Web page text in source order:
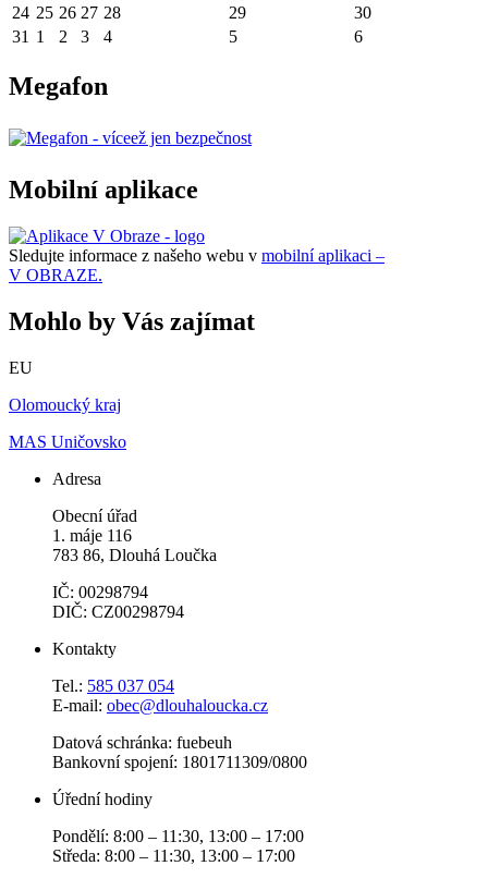
24 25 26 27 28 29
30
31 1 2 3 4 5 6
Megafon
Mobilní aplikace
Sledujte informace z našeho webu v mobilní aplikaci –
V OBRAZE.
Mohlo by Vás zajímat
EU
Olomoucký kraj
MAS Uničovsko
Adresa
Obecní úřad
1. máje 116
783 86, Dlouhá Loučka
IČ: 00298794
DIČ: CZ00298794
Kontakty
Tel.: 585 037 054
E-mail: obec@dlouhaloucka.cz
Datová schránka: fuebeuh
Bankovní spojení: 1801711309/0800
Úřední hodiny
Pondělí: 8:00 – 11:30, 13:00 – 17:00
Středa: 8:00 – 11:30, 13:00 – 17:00